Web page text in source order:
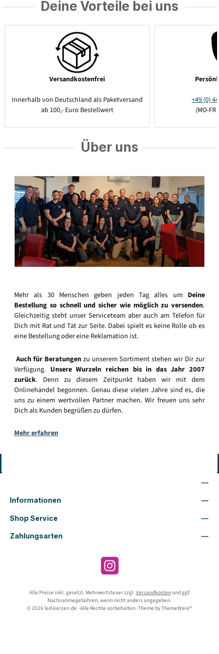
Deine Vorteile bei uns
Versandkostenfrei
Innerhalb von Deutschland als Paketversand
ab 100,- Euro Bestellwert
+49 (0)
(MO-
Über uns
Mehr als 30 Menschen geben jeden Tag alles um Deine
Bestellung so schnell und sicher wie möglich zu versenden.
Gleichzeitig steht unser Serviceteam aber auch am Telefon für
Dich mit Rat und Tat zur Seite. Dabei spielt es keine Rolle ob es
eine Bestellung oder eine Reklamation ist.
Auch für Beratungenzu unserem Sortiment stehen wir Dir zur
Verfügung. Unsere Wurzeln reichen bis in das Jahr 2007
zurück. Denn zu diesem Zeitpunkt haben wir mit dem
Onlinehandel begonnen. Genau diese vielen Jahre sind es, die
uns zu einem wertvollen Partner machen. Wir freuen uns sehr
Dich als Kunden begrüßen zu dürfen.
Mehr erfahren
Informationen
Shop Service
Zahlungsarten
Instagram
Alle Preise inkl. gesetzl. Mehrwertsteuer zzgl. Versandkostenund ggf.
Nachnahmegebühren, wenn nicht anders angegeben.
© 2026 led-kerzen.de - Alle Rechte vorbehalten. Theme byThemeWare®